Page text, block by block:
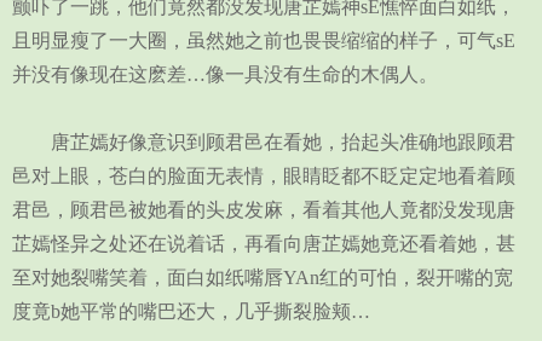
颤吓了一跳，他们竟然都没发现唐芷嫣神sE憔悴面白如纸，
且明显瘦了一大圈，虽然她之前也畏畏缩缩的样子，可气sE
并没有像现在这麽差…像一具没有生命的木偶人。
唐芷嫣好像意识到顾君邑在看她，抬起头准确地跟顾君
邑对上眼，苍白的脸面无表情，眼睛眨都不眨定定地看着顾
君邑，顾君邑被她看的头皮发麻，看着其他人竟都没发现唐
芷嫣怪异之处还在说着话，再看向唐芷嫣她竟还看着她，甚
至对她裂嘴笑着，面白如纸嘴唇YAn红的可怕，裂开嘴的宽
度竟b她平常的嘴巴还大，几乎撕裂脸颊…